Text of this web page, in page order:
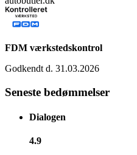
FDM værkstedskontrol
Godkendt d. 31.03.2026
Seneste bedømmelser
Dialogen
4.9